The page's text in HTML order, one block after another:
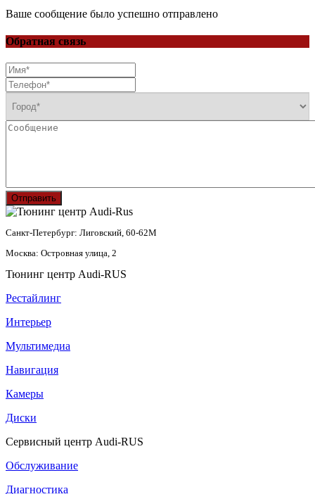
Ваше сообщение было успешно отправлено
Обратная связь
Отправить
Санкт-Петербург: Лиговский, 60-62М
Москва: Островная улица, 2
Тюнинг центр Audi-RUS
Рестайлинг
Интерьер
Мультимедиа
Навигация
Камеры
Диски
Сервисный центр Audi-RUS
Обслуживание
Диагностика